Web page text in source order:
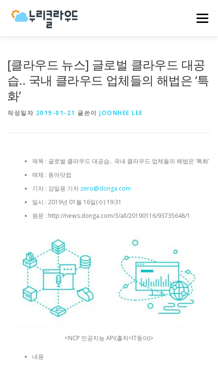
메뉴
COMPANY
[클라우드 뉴스] 글로벌 클라우드 대공
습.. 국내 클라우드 업체들의 해법은 ‘특
화’
작성일자 2019-01-21 글쓴이 JOONHEE LEE
제목 : 글로벌 클라우드 대공습.. 국내 클라우드 업체들의 해법은 ‘특화’
매체 : 동아닷컴
기자 : 강일용 기자 zero@donga.com
일시 : 2019년 01월 16일(수) 19:31
원문 : http://news.donga.com/3/all/20190116/93735648/1
<NCP 인공지능 API(출처=IT동아)>
내용